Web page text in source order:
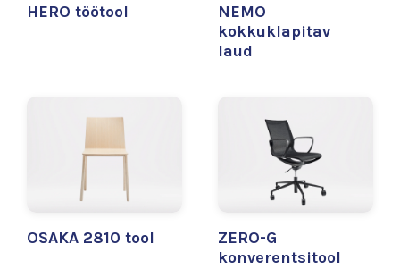
HERO töötool
NEMO
kokkuklapitav
laud
OSAKA 2810 tool
ZERO-G
konverentsitool